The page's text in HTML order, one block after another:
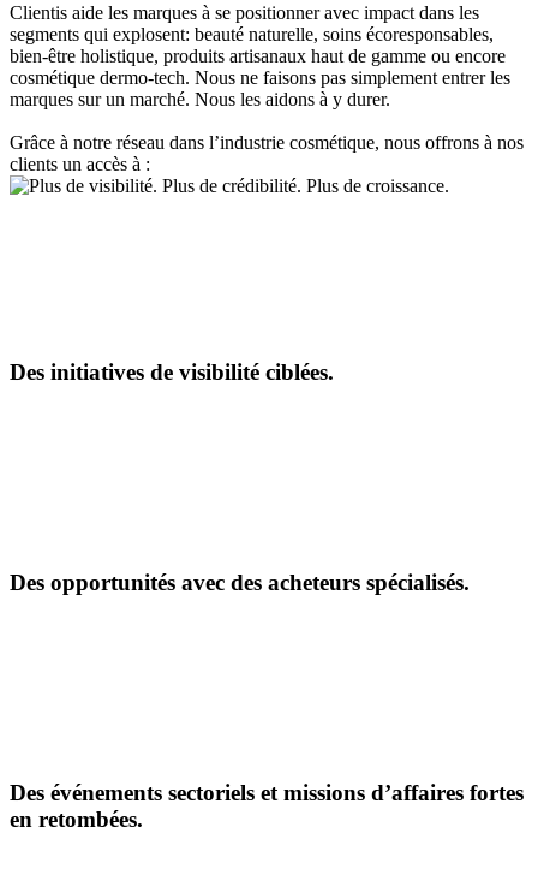
Clientis aide les marques à se positionner avec impact dans les
segments qui explosent: beauté naturelle, soins écoresponsables,
bien-être holistique, produits artisanaux haut de gamme ou encore
cosmétique dermo-tech. Nous ne faisons pas simplement entrer les
marques sur un marché. Nous les aidons à y durer.
Grâce à notre réseau dans l’industrie cosmétique, nous offrons à nos
clients un accès à :
Des initiatives de visibilité ciblées.
Des opportunités avec des acheteurs spécialisés.
Des événements sectoriels et missions d’affaires fortes
en retombées.